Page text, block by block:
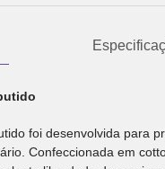
foi desenvolvida para
Confeccionada em